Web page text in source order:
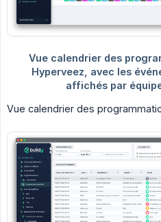
Vue calendrier des